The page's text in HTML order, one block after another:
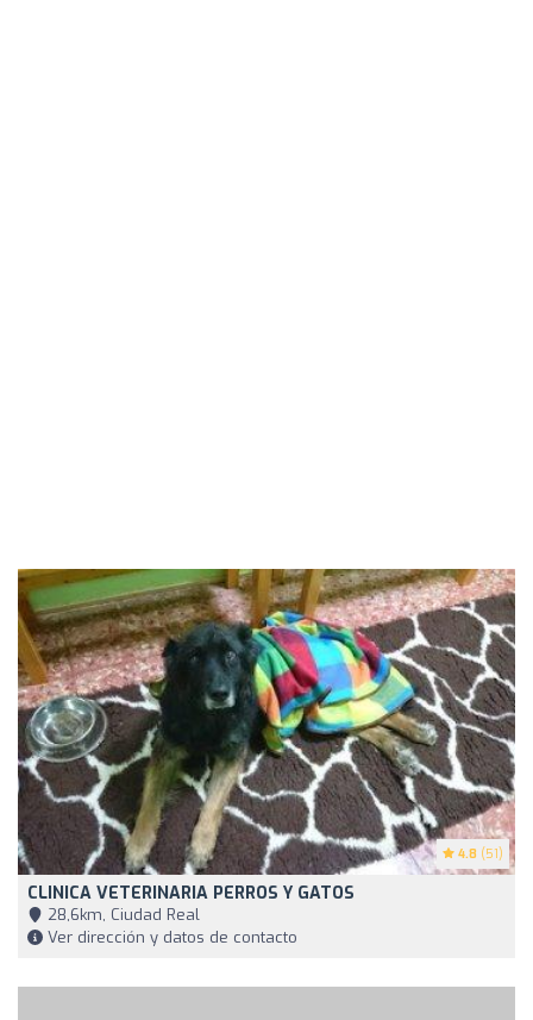
4.8 (51)
CLINICA VETERINARIA PERROS Y GATOS
28,6km, Ciudad Real
Ver dirección y datos de contacto